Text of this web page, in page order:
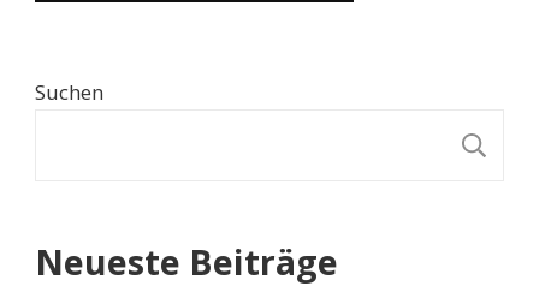
Suchen
Neueste Beiträge